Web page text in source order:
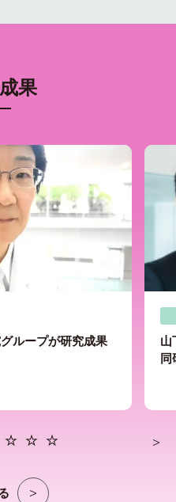
果
ループが研究成果
山